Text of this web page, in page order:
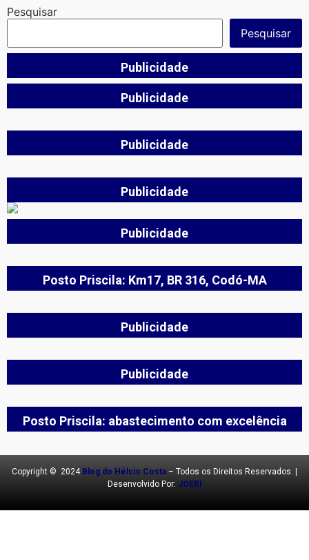
Pesquisar
Pesquisar
Publicidade
Publicidade
Publicidade
Publicidade
Publicidade
Posto Priscila: Km17, BR 316, Codó-MA
Publicidade
Publicidade
Posto Priscila: abastecimento com excelência
Copyright © 2024 Blog do Hélcio Costa – Todos os Direitos Reservados. |
Desenvolvido Por: JOERI